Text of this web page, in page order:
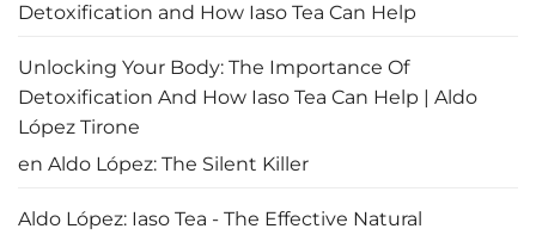
Detoxification and How Iaso Tea Can Help
Unlocking Your Body: The Importance Of
Detoxification And How Iaso Tea Can Help | Aldo
López Tirone
en Aldo López: The Silent Killer
Aldo López: Iaso Tea - The Effective Natural